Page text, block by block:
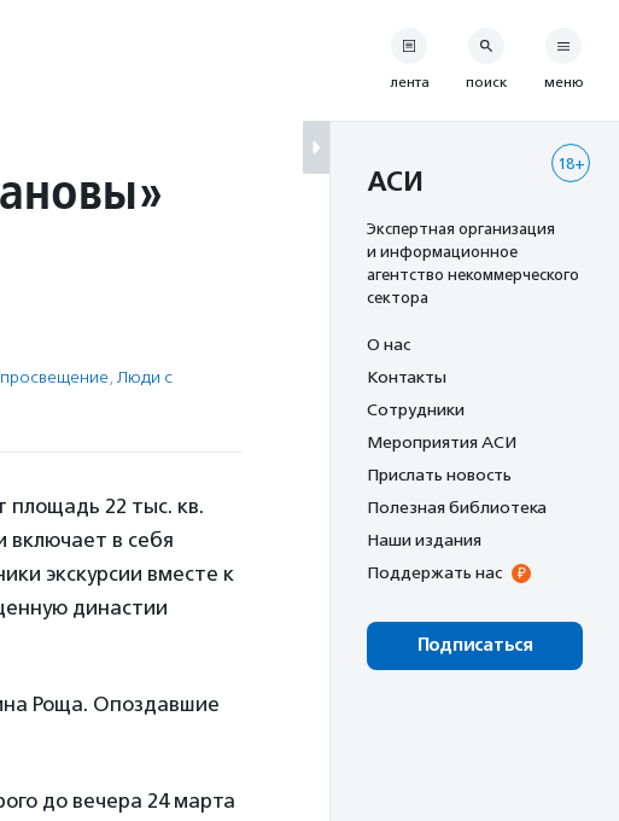
просвещение, Люди с
площадь 22 тыс. кв.
включает в себя
экскурсии вместе к
династии
Роща. Опоздавшие
до вечера 24 марта
лента поиск меню
18+
АСИ
Экспертная организация
и информационное
агентство некоммерческого
сектора
О нас
Контакты
Сотрудники
Мероприятия АСИ
Прислать новость
Полезная библиотека
Наши издания
Поддержать нас
Подписаться